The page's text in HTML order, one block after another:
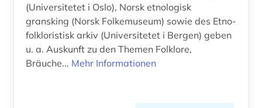
(Universitetet i Oslo), Norsk etnologisk
gransking (Norsk Folkemuseum) sowie des Etno-
folkloristisk arkiv (Universitetet i Bergen) geben
u. a. Auskunft zu den Themen Folklore,
Bräuche... Mehr Informationen